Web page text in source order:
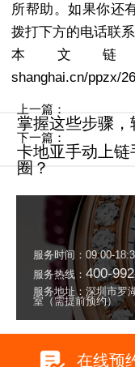
所帮助。如果你还
拨打下方的电话联系
本文链接
shanghai.cn/ppzx/
上一篇：
掌握这些步骤
下一篇：
卡地亚手动上
圈？
服务时间：09:00-
服务热线： 400-
服务地址：深圳市罗
室（需提前预约）
在线预